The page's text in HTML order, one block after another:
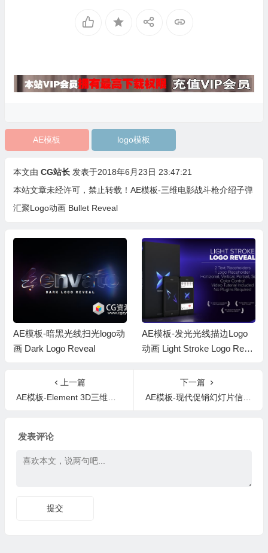
AE模板 logo模板
本文由 CG站长 发表于2018年6月23日 23:47:21
本站文章未经许可，禁止转载！ AE模板-三维电影战斗枪介绍子弹
汇聚Logo动画 Bullet Reveal
AE模板-暗黑光线扫光logo动
画 Dark Logo Reveal
AE模板-发光光线描边Logo
动画 Light Stroke Logo Reve
上一篇
AE模板-Element 3D三维翻书相册照片动画 The Photo Album for Element 3D
下一篇
AE模板-现代促销幻灯片信号损坏视频包装标题片头 Glitch Action Slideshow
发表评论